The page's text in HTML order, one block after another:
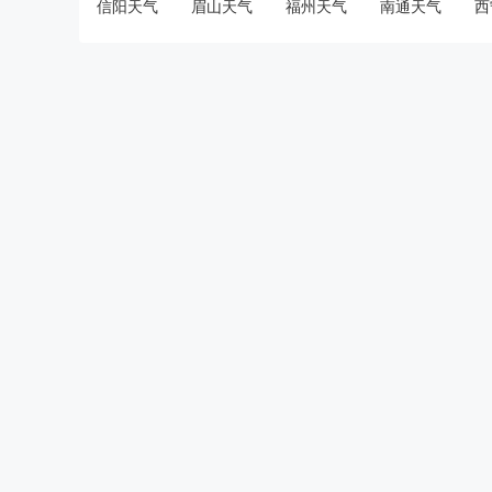
信阳天气 眉山天气 福州天气 南通天气